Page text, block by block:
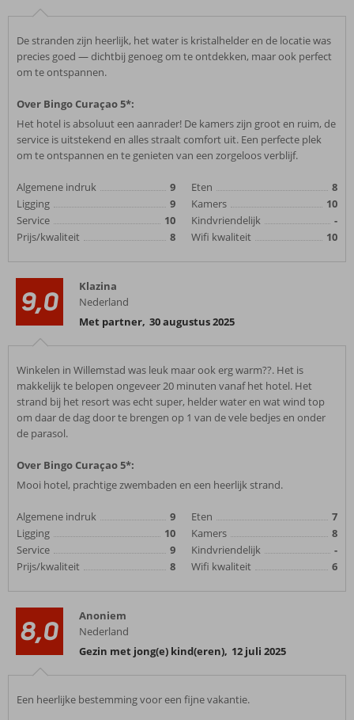
De stranden zijn heerlijk, het water is kristalhelder en de locatie was
precies goed — dichtbij genoeg om te ontdekken, maar ook perfect
om te ontspannen.
Over Bingo Curaçao 5*:
Het hotel is absoluut een aanrader! De kamers zijn groot en ruim, de
service is uitstekend en alles straalt comfort uit. Een perfecte plek
om te ontspannen en te genieten van een zorgeloos verblijf.
Algemene indruk
9
Ligging
9
Service
10
Prijs/kwaliteit
8
Eten
8
Kamers
10
Kindvriendelijk
-
Wifi kwaliteit
10
9,0
Klazina
Nederland
Met partner, 30 augustus 2025
Winkelen in Willemstad was leuk maar ook erg warm??. Het is
makkelijk te belopen ongeveer 20 minuten vanaf het hotel. Het
strand bij het resort was echt super, helder water en wat wind top
om daar de dag door te brengen op 1 van de vele bedjes en onder
de parasol.
Over Bingo Curaçao 5*:
Mooi hotel, prachtige zwembaden en een heerlijk strand.
Algemene indruk
9
Ligging
10
Service
9
Prijs/kwaliteit
8
Eten
7
Kamers
8
Kindvriendelijk
-
Wifi kwaliteit
6
8,0
Anoniem
Nederland
Gezin met jong(e) kind(eren), 12 juli 2025
Een heerlijke bestemming voor een fijne vakantie.